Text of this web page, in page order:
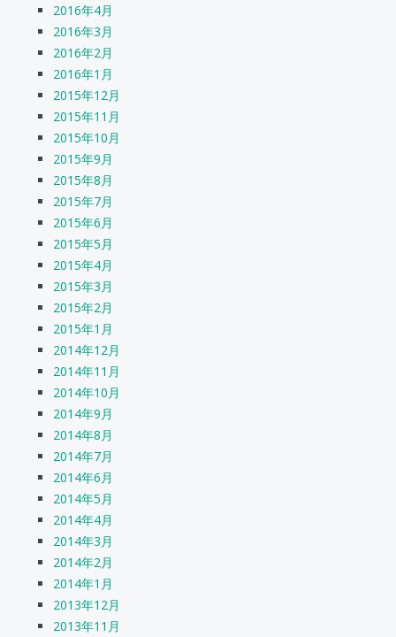
2016年4月
2016年3月
2016年2月
2016年1月
2015年12月
2015年11月
2015年10月
2015年9月
2015年8月
2015年7月
2015年6月
2015年5月
2015年4月
2015年3月
2015年2月
2015年1月
2014年12月
2014年11月
2014年10月
2014年9月
2014年8月
2014年7月
2014年6月
2014年5月
2014年4月
2014年3月
2014年2月
2014年1月
2013年12月
2013年11月